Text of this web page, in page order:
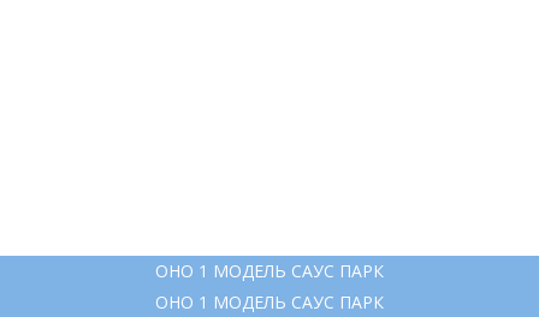
ОНО 1 МОДЕЛЬ САУС ПАРК
ОНО 1 МОДЕЛЬ САУС ПАРК